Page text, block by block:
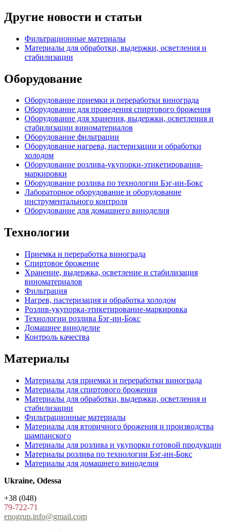
Другие новости и статьи
Фильтрационные материалы
Материалы для обработки, выдержки, осветления и
стабилизации
Оборудование
Оборудование приемки и переработки винограда
Оборудование для проведения спиртового брожения
Оборудование для хранения, выдержки, осветления и
стабилизации виноматериалов
Оборудование фильтрации
Оборудование нагрева, пастеризации и обработки
холодом
Оборудование розлива-укупорки-этикетирования-
маркировки
Оборудование розлива по технологии Бэг-ин-Бокс
Лабораторное оборудование и оборудование
инструментального контроля
Оборудование для домашнего виноделия
Технологии
Приемка и переработка винограда
Спиртовое брожение
Хранение, выдержка, осветление и стабилизация
виноматериалов
Фильтрация
Нагрев, пастеризация и обработка холодом
Розлив-укупорка-этикетирование-маркировка
Технологии розлива Бэг-ин-Бокс
Домашнее виноделие
Контроль качества
Материалы
Материалы для приемки и переработки винограда
Материалы для спиртового брожения
Материалы для обработки, выдержки, осветления и
стабилизации
Фильтрационные материалы
Материалы для вторичного брожения и производства
шампанского
Материалы для розлива и укупорки готовой продукции
Материалы розлива по технологии Бэг-ин-Бокс
Материалы для домашнего виноделия
Ukraine, Odessa
+38 (048)
79-722-71
enogrup.info@gmail.com